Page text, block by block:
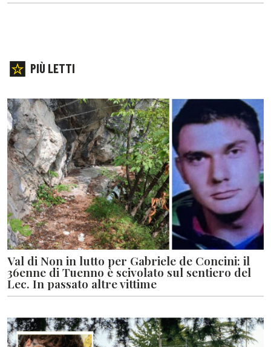
PIÙ LETTI
Val di Non in lutto per Gabriele de Concini: il
36enne di Tuenno è scivolato sul sentiero del
Lec. In passato altre vittime